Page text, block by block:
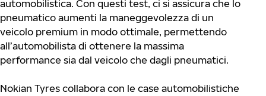
automobilistica. Con questi test, ci si assicura che lo
pneumatico aumenti la maneggevolezza di un
veicolo premium in modo ottimale, permettendo
all’automobilista di ottenere la massima
performance sia dal veicolo che dagli pneumatici.
Nokian Tyres collabora con le case automobilistiche